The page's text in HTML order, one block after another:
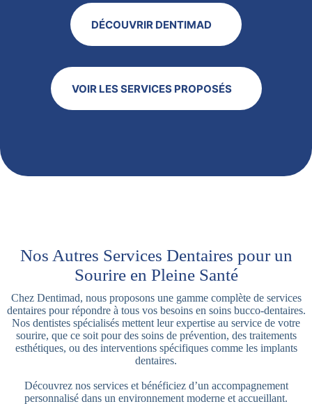
DÉCOUVRIR DENTIMAD
VOIR LES SERVICES PROPOSÉS
Nos Autres Services Dentaires pour un
Sourire en Pleine Santé
Chez Dentimad, nous proposons une gamme complète de services
dentaires pour répondre à tous vos besoins en soins bucco-dentaires.
Nos dentistes spécialisés mettent leur expertise au service de votre
sourire, que ce soit pour des soins de prévention, des traitements
esthétiques, ou des interventions spécifiques comme les implants
dentaires.
Découvrez nos services et bénéficiez d’un accompagnement
personnalisé dans un environnement moderne et accueillant.